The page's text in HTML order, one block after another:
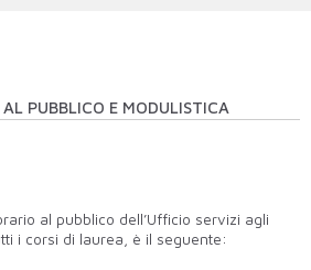
PUBBLICO E MODULISTICA
al pubblico dell’Ufficio servizi agli
i corsi di laurea, è il seguente: